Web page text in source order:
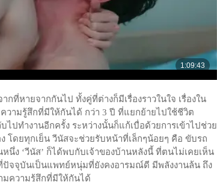
ที่หายจากกันไป ทั้งคู่ที่ต่างก็มีเรื่องราวในใจ เรื่องใน
วามรู้สึกที่มีให้กันได้ กว่า 3 ปี ที่แยกย้ายไปใช้ชีวิต
ปทำงานอีกครั้ง ระหว่างนั้นก็แก้เบื่อด้วยการเข้าไปช่วย
โดยทุกเย็น วีนัสจะช่วยรับหน้าที่เล็กๆน้อยๆ คือ ขับรถ
ง ‘วีนัส’ ก็ได้พบกับเจ้าของบ้านหลังนี้ ที่ตนไม่เคยเห็น
ปัจจุบันเป็นแพทย์หนุ่มที่ยังคงอารมณ์ดี มีพลังงานล้น ถึง
มความรู้สึกที่มีให้กันได้